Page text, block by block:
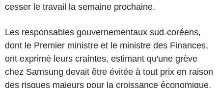
cesser le travail la semaine prochaine.
Les responsables gouvernementaux sud-coréens,
dont le Premier ministre et le ministre des Finances,
ont exprimé leurs craintes, estimant qu'une grève
chez Samsung devait être évitée à tout prix en raison
des risques majeurs pour la croissance économique,